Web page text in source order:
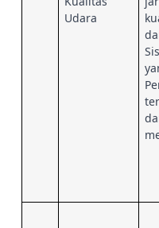
Udara